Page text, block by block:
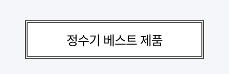
정수기 베스트 제품